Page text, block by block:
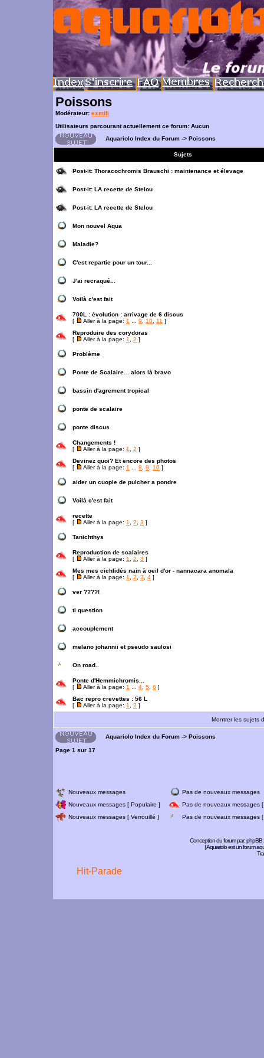
Poissons
Modérateur: exmili
Utilisateurs parcourant actuellement ce forum: Aucun
Aquariolo Index du Forum -> Poissons
Sujets
Post-it: Thoracochromis Brauschi : maintenance et élevage
Post-it: LA recette de Stelou
Post-it: LA recette de Stelou
Mon nouvel Aqua
Maladie?
C'est repartie pour un tour...
J'ai recraqué...
Voilà c'est fait
700L : évolution : arrivage de 6 discus
[
Aller à la page: 1 9 10 11 ]
Reproduire des corydoras
[
Aller à la page: 1 2 ]
Problème
Ponte de Scalaire... alors là bravo
bassin d'agrement tropical
ponte de scalaire
ponte discus
Changements !
[
Aller à la page: 1 2 ]
Devinez quoi? Et encore des photos
[
Aller à la page: 1 8 9 10 ]
aider un cuople de pulcher a pondre
Voilà c'est fait
recette
[
Aller à la page: 1 2 3 ]
Tanichthys
Reproduction de scalaires
[
Aller à la page: 1 2 3 ]
Mes mes cichlidés nain à oeil d'or - nannacara anomala
[
Aller à la page: 1 2 3 4 ]
ver ????!
ti question
accouplement
melano johannii et pseudo saulosi
On road..
Ponte d'Hemmichromis...
[
Aller à la page: 1 4 5 6 ]
Bac repro crevettes : 56 L
[
Aller à la page: 1 2 ]
Montrer les sujets
Aquariolo Index du Forum -> Poissons
Page 1 sur 17
Nouveaux messages
Pas de nouveaux messages
Nouveaux messages [ Populaire ]
Pas de nouveaux messages
Nouveaux messages [ Verrouillé ]
Pas de nouveaux messages [
Conception du forum par:phpBB
| Aquariolo est un forum